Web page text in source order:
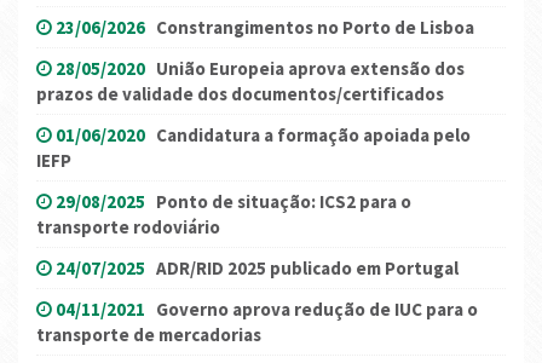
23/06/2026 Constrangimentos no Porto de Lisboa
28/05/2020 União Europeia aprova extensão dos
prazos de validade dos documentos/certificados
01/06/2020 Candidatura a formação apoiada pelo
IEFP
29/08/2025 Ponto de situação: ICS2 para o
transporte rodoviário
24/07/2025 ADR/RID 2025 publicado em Portugal
04/11/2021 Governo aprova redução de IUC para o
transporte de mercadorias